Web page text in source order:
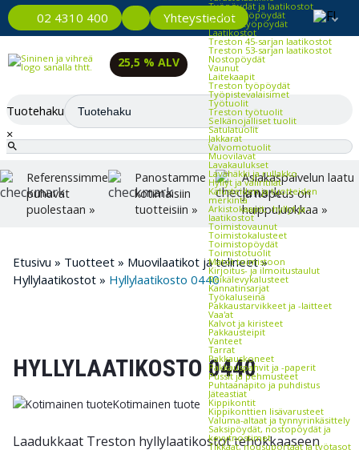
02 4310 400 Yhteystiedot
Työpöydät ja laatikostot
Kevyet työpöydät
Raskaat työpöydät
Laatikostot
Treston 45-sarjan laatikostot
Treston 53-sarjan laatikostot
Nostopöydät
Vaunut
Laitekaapit
Treston työpöydät
Työpistevalaisimet
Työtuolit
Treston työtuolit
Selkänojalliset tuolit
Satulatuolit
Jakkarat
Valvomotuolit
Muovilavat
Lavakaulukset
Lavahäkki ja rullakko
Hyllyt ja väliritilät
Kalusteiden ja tuotteiden
merkintä
Arkistokaapit, -hyllyt ja -
laatikostot
Toimistovaunut
Toimistokalusteet
Toimistopöydät
Toimistotuolit
Matot toimistoon
Kirjoitus- ja ilmoitustaulut
Reikälevykalusteet
Kannatinsarjat
Työkaluseinä
Pakkaustarvikkeet ja -laitteet
Vaa'at
Kalvot ja kiristeet
Pakkausteipit
Vanteet
Tarrat
Pakkauskoneet
Pakkauspahvit ja -paperit
Pussit ja pehmusteet
Puhtaanapito ja puhdistus
Jäteastiat
Kippikontit
Kippikonttien lisävarusteet
Valuma-altaat ja tynnyrinkäsittely
Saksipöydät, nostopöydät ja
kevytnostimet
Tikkaat, nousuportaat ja työtasot
25,5 % ALV
Tuotehaku
×
Referenssimme
puhuvat
puolestaan »
Panostamme
kotimaisiin
tuotteisiin »
Asiakaspalvelun laatu
ja nopeus on
huippuluokkaa »
Etusivu » Tuotteet » Muovilaatikot ja telineet»
Hyllylaatikostot » Hyllylaatikosto 0440
HYLLYLAATIKOSTO 0440
Kotimainen tuote
Laadukkaat Treston hyllylaatikostot tehokkaaseen